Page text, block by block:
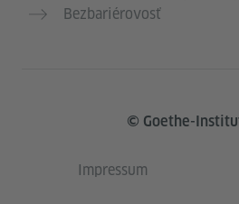
Bezbariérovosť
© Goethe-
Impressum